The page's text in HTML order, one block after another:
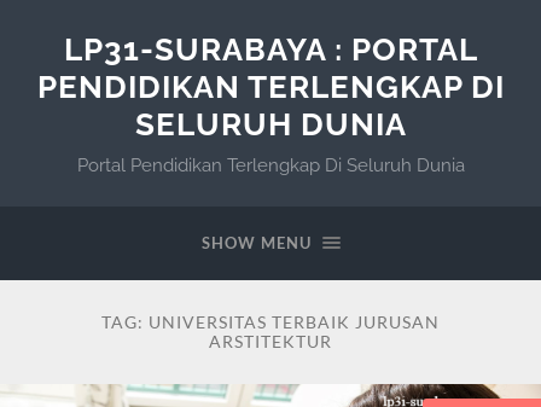
LP31-SURABAYA : PORTAL
PENDIDIKAN TERLENGKAP DI
SELURUH DUNIA
Portal Pendidikan Terlengkap Di Seluruh Dunia
SHOW MENU
TAG: UNIVERSITAS TERBAIK JURUSAN
ARSTITEKTUR